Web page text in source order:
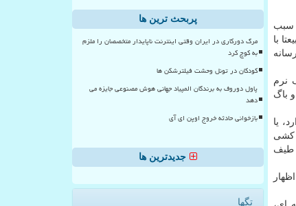
سبب
با
نرم
باگ
یا
کشی
طیف
پربحث ترین ها
مرگ دورکاری در ایران وقتی اینترنت ناپایدار متخصصان را ملزم
به کوچ کرد
کودکان در تونل وحشت فیلترشکن ها
پاول دوروف به برندگان المپیاد جهانی هوش مصنوعی جایزه می
دهد
بازخوانی حادثه خروج اوپن ای آی
جدیدترین ها
تگها